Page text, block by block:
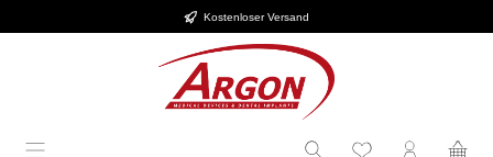
Kostenloser Versand